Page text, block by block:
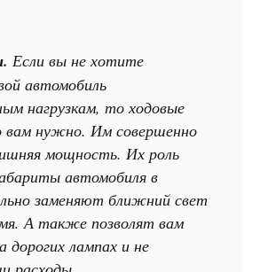
Если вы не хотите
автомобиль
нагрузкам, то ходовые
вам нужно. Им совершенно
мощность. Их роль
автомобиля в
заменяют ближний свет
А также позволят вам
дорогих лампах и не